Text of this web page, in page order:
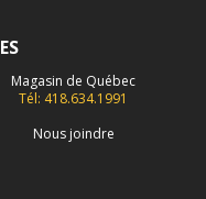
Magasin de Québec
Tél: 418.634.1991
Nous joindre